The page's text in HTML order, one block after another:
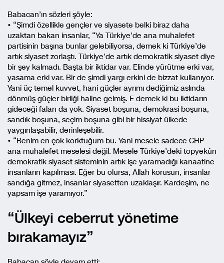
Babacan’ın sözleri şöyle:
• “Şimdi özellikle gençler ve siyasete belki biraz daha
uzaktan bakan insanlar, “Ya Türkiye’de ana muhalefet
partisinin başına bunlar gelebiliyorsa, demek ki Türkiye’de
artık siyaset zorlaştı. Türkiye’de artık demokratik siyaset diye
bir şey kalmadı. Başta bir iktidar var. Elinde yürütme erki var,
yasama erki var. Bir de şimdi yargı erkini de bizzat kullanıyor.
Yani üç temel kuvvet, hani güçler ayrımı dediğimiz aslında
dönmüş güçler birliği haline gelmiş. E demek ki bu iktidarın
gideceği falan da yok. Siyaset boşuna, demokrasi boşuna,
sandık boşuna, seçim boşuna gibi bir hissiyat ülkede
yaygınlaşabilir, derinleşebilir.
• “Benim en çok korktuğum bu. Yani mesele sadece CHP
ana muhalefet meselesi değil. Mesele Türkiye’deki topyekûn
demokratik siyaset sisteminin artık işe yaramadığı kanaatine
insanların kapılması. Eğer bu olursa, Allah korusun, insanlar
sandığa gitmez, insanlar siyasetten uzaklaşır. Kardeşim, ne
yapsam işe yaramıyor.”
“Ülkeyi ceberrut yönetime
bırakamayız”